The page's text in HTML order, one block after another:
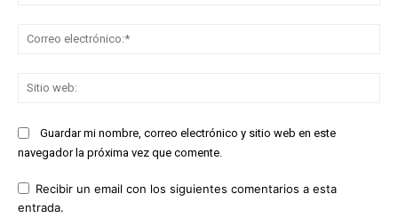
Guardar mi nombre, correo electrónico y sitio web en este
navegador la próxima vez que comente.
Recibir un email con los siguientes comentarios a esta
entrada.